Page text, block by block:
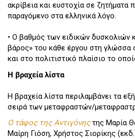
ακρίβεια και ευστοχία σε ζητήματα
παραγόμενο στα ελληνικά λόγο.
• Ο βαθμός των ειδικών δυσκολιών
βάρος» του κάθε έργου στη γλώσσα
και στο πολιτιστικό πλαίσιο το
Η βραχεία λίστα
Η βραχεία λίστα περιλαμβάνει τα
σειρά των μεταφραστών/
Ο τάφος της Αντιγόνηςτης Μαρία
Μαίρη Γιόση, Χρήστος Σιορίκης